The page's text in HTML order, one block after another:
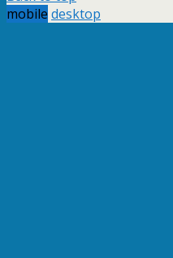
mobile desktop